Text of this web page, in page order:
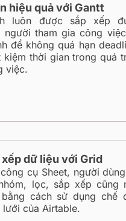
hiệu quả với Gantt
luôn được sắp xếp
người tham gia công
để không quá hạn
thời gian trong quá
việc.
xếp dữ liệu với Grid
cụ Sheet, người
lọc, sắp xếp cũng
cách sử dụng chế
của Airtable.